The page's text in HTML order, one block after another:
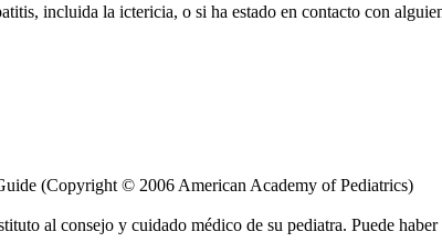
incluida la ictericia, o si ha estado en contacto con
(Copyright © 2006 American Academy of Pediatrics)
al consejo y cuidado médico de su pediatra. Puede